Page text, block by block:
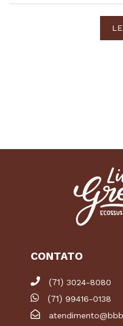
CONTATO
(71) 3024-8080
(71) 99416-0138